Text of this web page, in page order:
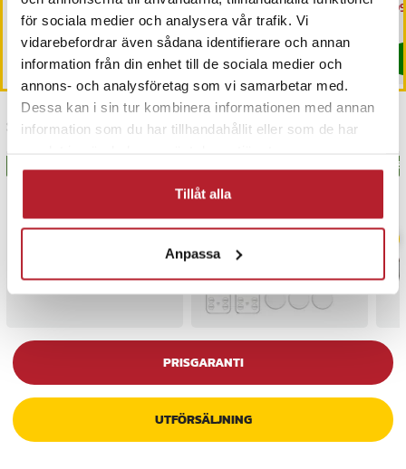
för sociala medier och analysera vår trafik. Vi
vidarebefordrar även sådana identifierare och annan
information från din enhet till de sociala medier och
annons- och analysföretag som vi samarbetar med.
Dessa kan i sin tur kombinera informationen med annan
information som du har tillhandahållit eller som de har
Tillåt alla
Anpassa
Nuvarande pris:
109 krTidigare pris:159 kr
109 kr 159 kr
Kommer i lager 2026-09-04
Köp
Nuvarande pris:
1 795 krTidigare pris
1 795 kr 2 689 kr
I lager, levereras inom 1-2 vardagar
Köp
Senast besökta
BÄSTSÄLJARE BÄSTSÄLJARE
PRISGARANTI
UTFÖRSÄLJNING